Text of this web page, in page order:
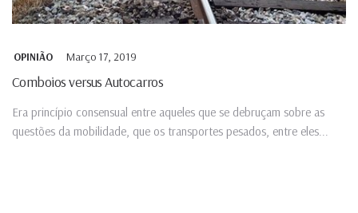
OPINIÃO Março 17, 2019
Comboios versus Autocarros
Era princípio consensual entre aqueles que se debruçam sobre as
questões da mobilidade, que os transportes pesados, entre eles...